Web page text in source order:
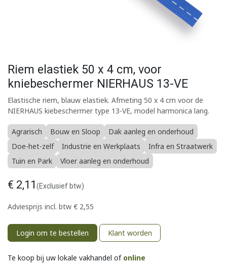
Riem elastiek 50 x 4 cm, voor
kniebeschermer NIERHAUS 13-VE
Elastische riem, blauw elastiek. Afmeting 50 x 4 cm voor de
NIERHAUS kiebeschermer type 13-VE, model harmonica lang.
Agrarisch Bouw en Sloop
Dak aanleg en onderhoud
Doe-het-zelf
Industrie en Werkplaats
Infra en Straatwerk
Tuin en Park
Vloer aanleg en onderhoud
€ 2,11 (Exclusief btw)
Adviesprijs incl. btw € 2,55
Login om te bestellen Klant worden
Te koop bij uw lokale vakhandel of online